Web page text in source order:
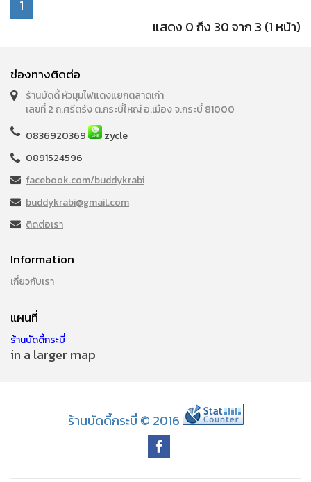
1
แสดง 0 ถึง 30 จาก 3 (1 หน้า)
ช่องทางติดต่อ
ร้านบัดดี้ หัวมุมไฟแดงแยกตลาดเก่า
เลขที่ 2 ถ.ศรีตรัง ต.กระบี่ใหญ่ อ.เมือง จ.กระบี่ 81000
0836920369
zycle
0891524596
facebook.com/buddykrabi
buddykrabi@gmail.com
ติดต่อเรา
Information
เกี่ยวกับเรา
แผนที่
ร้านบัดดี้กระบี่
in a larger map
ร้านบัดดี้กระบี่ © 2016